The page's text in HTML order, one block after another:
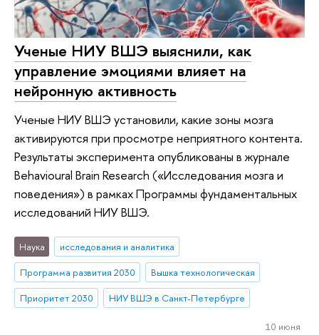
Ученые НИУ ВШЭ выяснили, как
управление эмоциями влияет на
нейронную активность
Ученые НИУ ВШЭ установили, какие зоны мозга
активируются при просмотре неприятного контента.
Результаты эксперимента опубликованы в журнале
Behavioural Brain Research («Исследования мозга и
поведения») в рамках Программы фундаментальных
исследований НИУ ВШЭ.
Наука
исследования и аналитика
Программа развития 2030
Вышка технологическая
Приоритет 2030
НИУ ВШЭ в Санкт-Петербурге
10 июня